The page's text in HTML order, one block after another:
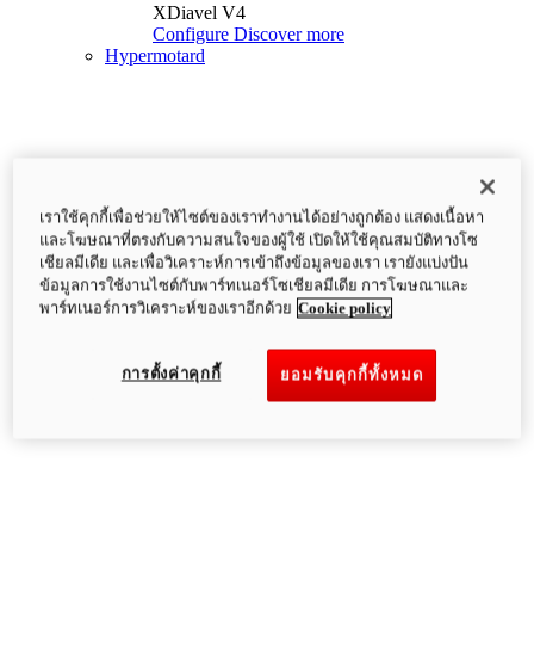
XDiavel V4
Configure Discover more
Hypermotard
เราใช้คุกกี้เพื่อช่วยให้ไซต์ของเราทำงานได้อย่างถูกต้อง แสดงเนื้อหา
และโฆษณาที่ตรงกับความสนใจของผู้ใช้ เปิดให้ใช้คุณสมบัติทางโซ
เชียลมีเดีย และเพื่อวิเคราะห์การเข้าถึงข้อมูลของเรา เรายังแบ่งปัน
ข้อมูลการใช้งานไซต์กับพาร์ทเนอร์โซเชียลมีเดีย การโฆษณาและ
พาร์ทเนอร์การวิเคราะห์ของเราอีกด้วย Cookie policy
ยอมรับคุกกี้ทั้งหมด
การตั้งค่าคุกกี้